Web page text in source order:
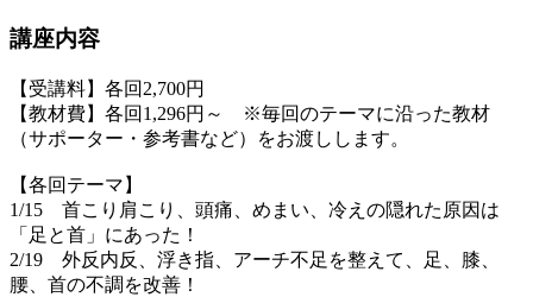
講座内容
【受講料】各回2,700円
【教材費】各回1,296円～ ※毎回のテーマに沿った教材
（サポーター・参考書など）をお渡しします。
【各回テーマ】
1/15 首こり肩こり、頭痛、めまい、冷えの隠れた原因は
「足と首」にあった！
2/19 外反内反、浮き指、アーチ不足を整えて、足、膝、
腰、首の不調を改善！